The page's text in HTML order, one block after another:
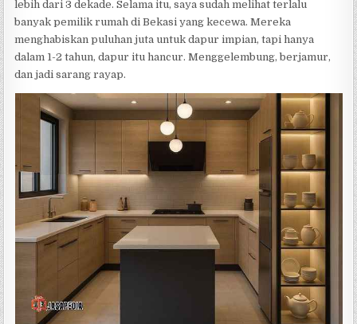
lebih dari 3 dekade. Selama itu, saya sudah melihat terlalu
banyak pemilik rumah di Bekasi yang kecewa. Mereka
menghabiskan puluhan juta untuk dapur impian, tapi hanya
dalam 1-2 tahun, dapur itu hancur. Menggelembung, berjamur,
dan jadi sarang rayap.